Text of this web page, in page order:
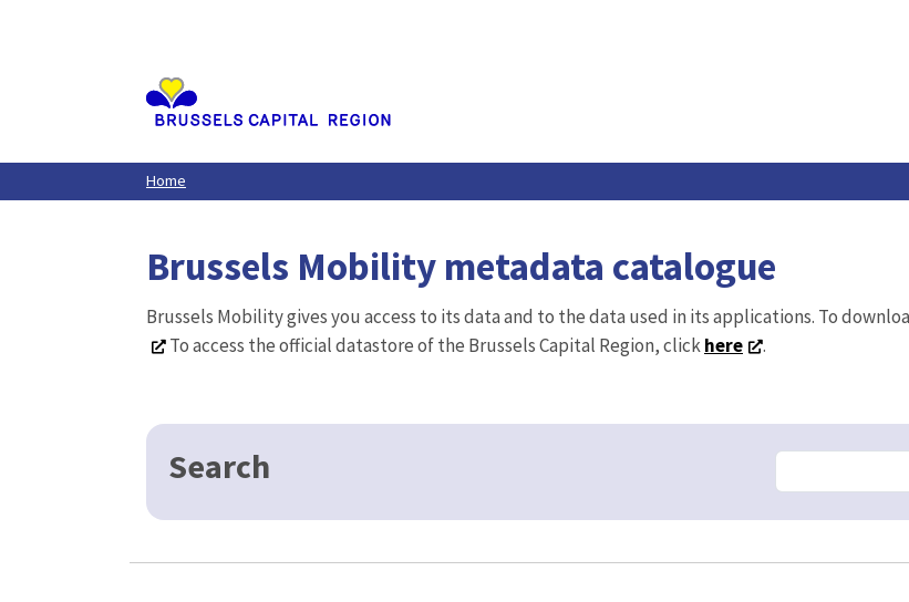
Home
Brussels Mobility metadata catalogue
Brussels Mobility gives you access to its data and to the data used in its applications. To
To access the official datastore of the Brussels Capital Region, clickhere .
Search